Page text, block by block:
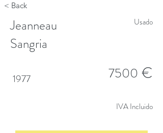
< Back
Jeanneau
Sangria
1977
Usado
7500 €
IVA Incluido